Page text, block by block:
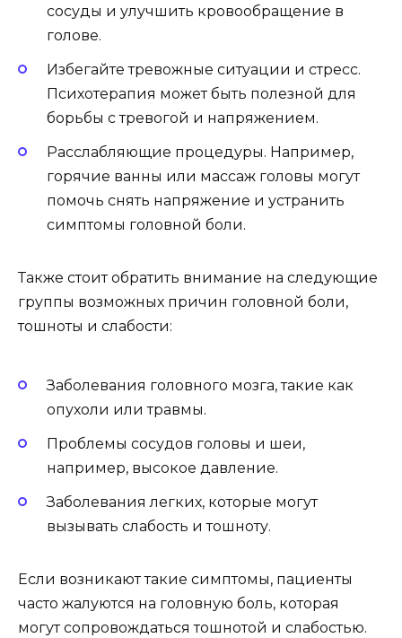
сосуды и улучшить кровообращение в
голове.
Избегайте тревожные ситуации и стресс.
Психотерапия может быть полезной для
борьбы с тревогой и напряжением.
Расслабляющие процедуры. Например,
горячие ванны или массаж головы могут
помочь снять напряжение и устранить
симптомы головной боли.
Также стоит обратить внимание на следующие
группы возможных причин головной боли,
тошноты и слабости:
Заболевания головного мозга, такие как
опухоли или травмы.
Проблемы сосудов головы и шеи,
например, высокое давление.
Заболевания легких, которые могут
вызывать слабость и тошноту.
Если возникают такие симптомы, пациенты
часто жалуются на головную боль, которая
могут сопровождаться тошнотой и слабостью.